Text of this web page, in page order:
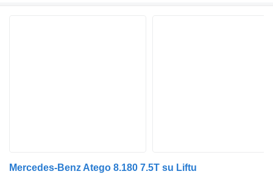
Mercedes-Benz Atego 8.180 7.5T su Liftu